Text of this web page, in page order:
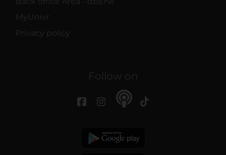
MyUnivr
Privacy policy
Follow on